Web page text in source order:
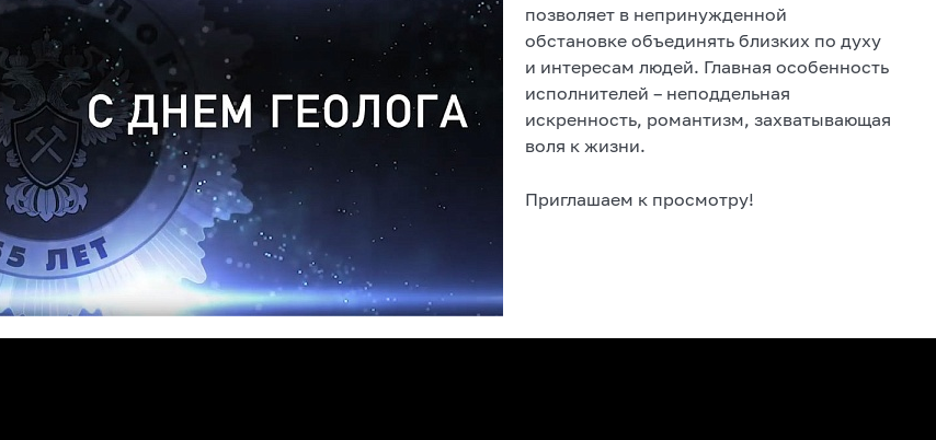
позволяет в непринужденной
обстановке объединять близких по духу
и интересам людей. Главная особенность
исполнителей – неподдельная
искренность, романтизм, захватывающая
воля к жизни.
Приглашаем к просмотру!